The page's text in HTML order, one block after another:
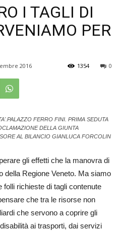
I TAGLI DI
PER
2016 0
1354
FERRO FINI. PRIMA SEDUTA
DELLA GIUNTA
AL BILANCIO GIANLUCA FORCOLIN
gli effetti che la manovra di
della Regione Veneto. Ma siamo
richieste di tagli contenute
c­he tra le risorse non
che servono a coprire gli
ai trasporti, dai servizi